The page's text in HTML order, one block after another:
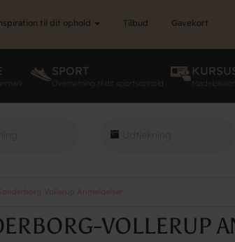
til dit ophold Tilbud Gavekort
SPORT
Overnatning til dit sportsophold
VOLLERUP